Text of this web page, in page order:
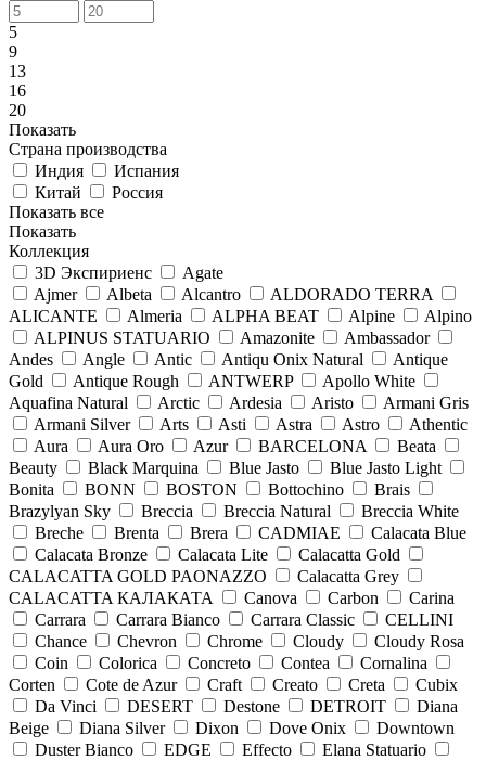
5
9
13
16
20
Показать
Страна производства
Индия
Испания
Китай
Россия
Показать все
Показать
Коллекция
3D Экспириенс
Agate
Ajmer
Albeta Alcantro
ALDORADO TERRA
ALICANTE
Almeria ALPHA BEAT Alpine
Alpino
ALPINUS STATUARIO
Amazonite
Ambassador
Andes
Angle Antic Antiqu Onix Natural
Antique
Gold
Antique Rough ANTWERP
Apollo White
Aquafina Natural
Arctic Ardesia Aristo
Armani Gris
Armani Silver
Arts Asti Astra Astro
Athentic
Aura
Aura Oro Azur BARCELONA
Beata
Beauty
Black Marquina Blue Jasto
Blue Jasto Light
Bonita
BONN BOSTON Bottochino
Brais
Brazylyan Sky
Breccia Breccia Natural
Breccia White
Breche
Brenta Brera CADMIAE
Calacata Blue
Calacata Bronze
Calacata Lite
Calacatta Gold
CALACATTA GOLD PAONAZZO
Calacatta Grey
CALACATTA КАЛАКАТА
Canova Carbon
Carina
Carrara
Carrara Bianco Carrara Classic
CELLINI
Chance
Chevron Chrome Cloudy
Cloudy Rosa
Coin
Colorica Concreto Contea
Cornalina
Corten
Cote de Azur Craft Creato Creta
Cubix
Da Vinci
DESERT Destone DETROIT
Diana
Beige
Diana Silver Dixon Dove Onix
Downtown
Duster Bianco
EDGE Effecto
Elana Statuario